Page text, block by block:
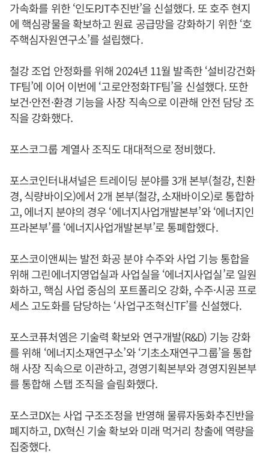
가속화를 위한 ‘인도PJT추진반’을 신설했다. 또 호주 현지
에 핵심광물을 확보하고 원료 공급망을 강화하기 위한 ‘호
주핵심자원연구소’를 설립했다.
철강 조업 안정화를 위해 2024년 11월 발족한 ‘설비강건화
TF팀’에 이어 이번에 ‘고로안정화TF팀’을 신설했다. 또한
보건·안전·환경 기능을 사장 직속으로 이관해 안전 담당 조
직을 강화했다.
포스코그룹 계열사 조직도 대대적으로 정비했다.
포스코인터내셔널은 트레이딩 분야를 3개 본부(철강, 친환
경, 식량바이오)에서 2개 본부(철강, 소재바이오)로 통합하
고, 에너지 분야의 경우 ‘에너지사업개발본부’와 ‘에너지인
프라본부’를 ‘에너지사업개발본부’로 통폐합했다.
포스코이앤씨는 발전 화공 분야 수주와 사업 기능 통합을
위해 그린에너지영업실과 사업실을 ‘에너지사업실’로 일원
화하고, 핵심 사업 중심의 포트폴리오 강화, 수주·시공 프로
세스 고도화를 담당하는 ‘사업구조혁신TF’를 신설했다.
포스코퓨처엠은 기술력 확보와 연구개발(R&D) 기능 강화
를 위해 ‘에너지소재연구소’와 ‘기초소재연구그룹’을 통합
해 사장 직속으로 이관하고, 경영기획본부와 경영지원본부
를 통합해 스탭 조직을 슬림화했다.
포스코DX는 사업 구조조정을 반영해 물류자동화추진반을
폐지하고, DX혁신 기술 확보와 미래 먹거리 창출에 역량을
집중했다.